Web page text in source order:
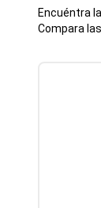
Encuéntra
Compara